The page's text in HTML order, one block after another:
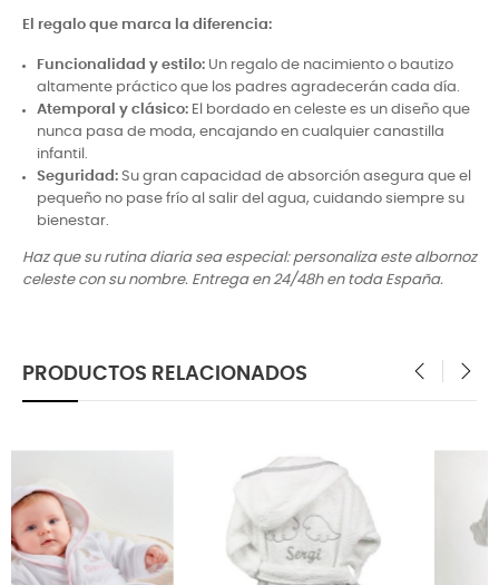
El regalo que marca la diferencia:
Funcionalidad y estilo: Un regalo de nacimiento o bautizo
altamente práctico que los padres agradecerán cada día.
Atemporal y clásico: El bordado en celeste es un diseño que
nunca pasa de moda, encajando en cualquier canastilla
infantil.
Seguridad: Su gran capacidad de absorción asegura que el
pequeño no pase frío al salir del agua, cuidando siempre su
bienestar.
Haz que su rutina diaria sea especial: personaliza este albornoz
celeste con su nombre. Entrega en 24/48h en toda España.
PRODUCTOS RELACIONADOS